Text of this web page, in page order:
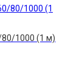
1000 (1 м)